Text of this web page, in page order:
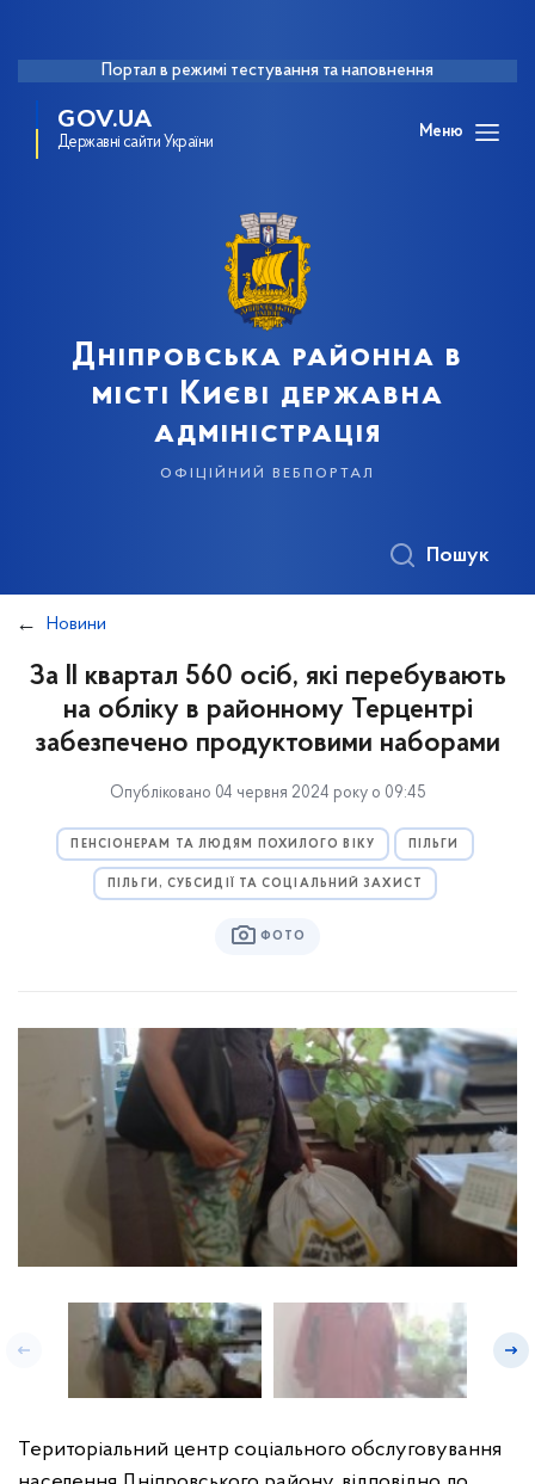
Портал в режимі тестування та наповнення
GOV.UA
Державні сайти України
Меню
Дніпровська районна в
місті Києві державна
адміністрація
офіційний вебпортал
Пошук
Новини
За II квартал 560 осіб, які перебувають
на обліку в районному Терцентрі
забезпечено продуктовими наборами
Опубліковано 04 червня 2024 року о 09:45
ПЕНСІОНЕРАМ ТА ЛЮДЯМ ПОХИЛОГО ВІКУ ПІЛЬГИ
ПІЛЬГИ, СУБСИДІЇ ТА СОЦІАЛЬНИЙ ЗАХИСТ
ФОТО
Територіальний центр соціального обслуговування